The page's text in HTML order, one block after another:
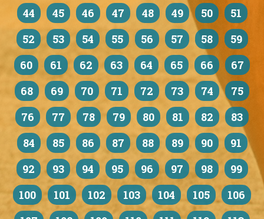
44
45 46 47 48 49 50
51
52
53 54 55 56 57 58
59
60
61 62 63 64 65 66
67
68
69 70 71 72 73 74
75
76
77 78 79 80 81 82
83
84
85 86 87 88 89 90
91
92
93 94 95 96 97 98
99
100
101 102 103 104 105
106